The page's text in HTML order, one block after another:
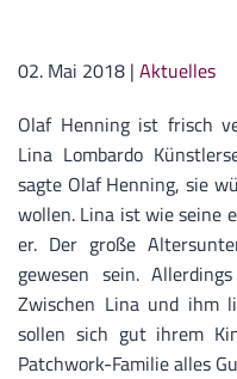
02. Mai 2018 | Aktuelles
Olaf Henning ist frisch
Lina Lombardo
sagte Olaf Henning, sie
wollen. Lina ist wie seine
er. Der große
gewesen sein.
Zwischen Lina und ihm
sollen sich gut ihrem
Patchwork-Familie alles